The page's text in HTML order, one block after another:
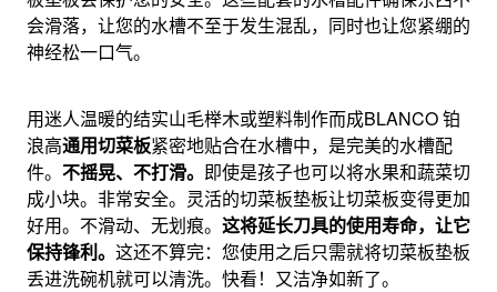
会滑落，让您的水槽不至于发生混乱，同时也让您紧绷的
神经松一口气。
用迷人温暖的结实山毛榉木或塑料制作而成BLANCO 铂
浪高通用切菜板紧密地贴合在水槽中，是完美的水槽配
件。 不摇晃、不打滑。 即使是孩子也可以将水果和蔬菜切
成小块。非常安全。灵活的切菜板垫板让切菜板变得更加
好用。不滑动、无划痕。 这将延长刀具的使用寿命，让它
保持锋利。 这还不算完：您使用之后只需就将切菜板垫板
丢进洗碗机就可以清洗。快看！又洁净如新了。